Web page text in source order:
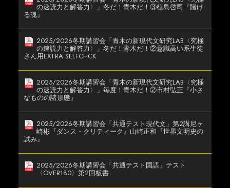
の速読力と解答力〉」冬だ！青木だ！③植島啓司『賭け
る魂』
2025/2026冬期講習会「青木の新現代文研究LAB〈究極
の速読力と解答力〉」冬だ！青木だ！②意識高い系生徒
さん用EXTRA SELFCHCK
2025/2026冬期講習会「青木の新現代文研究LAB〈究極
の速読力と解答力〉」毎度！青木だ！②市村弘正『小さ
なものの諸形態』
2025/2026冬期講習会「共通テスト現代文」第2講尼ヶ
崎彬『ダンス・クリティーク』山崎正和『世界文明史の
試み』
2025/2026冬期講習会「共通テスト国語」テスト
〈OVER180〉第2回板書